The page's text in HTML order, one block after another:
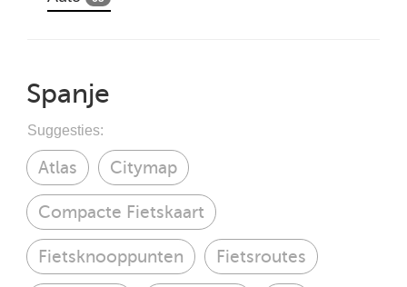
Spanje
Suggesties:
Atlas Citymap
Compacte Fietskaart
Fietsknooppunten Fietsroutes